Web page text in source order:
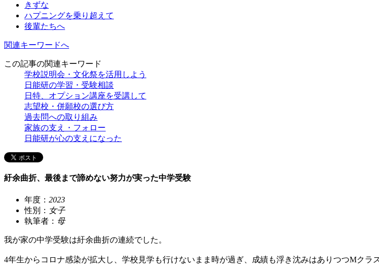
きずな
ハプニングを乗り超えて
後輩たちへ
関連キーワードへ
この記事の関連キーワード
学校説明会・文化祭を活用しよう
日能研の学習・受験相談
日特、オプション講座を受講して
志望校・併願校の選び方
過去問への取り組み
家族の支え・フォロー
日能研が心の支えになった
紆余曲折、最後まで諦めない努力が実った中学受験
年度： 2023
性別： 女子
執筆者： 母
我が家の中学受験は紆余曲折の連続でした。
4年生からコロナ感染が拡大し、学校見学も行けないまま時が過ぎ、成績も浮き沈みはありつつMクラ